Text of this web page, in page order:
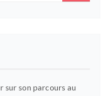
sur son parcours au